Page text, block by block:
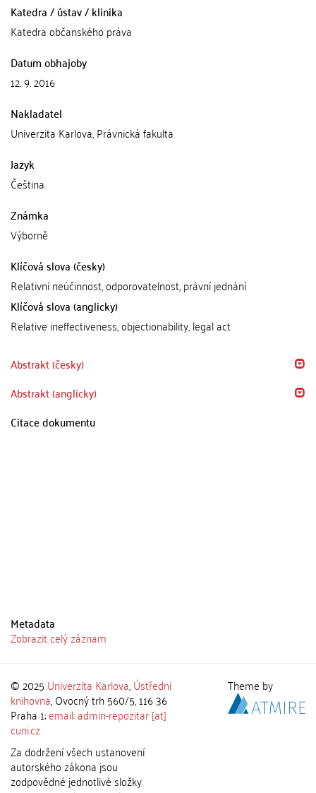
Katedra / ústav / klinika
Katedra občanského práva
Datum obhajoby
12. 9. 2016
Nakladatel
Univerzita Karlova, Právnická fakulta
Jazyk
Čeština
Známka
Výborně
Klíčová slova (česky)
Relativní neúčinnost, odporovatelnost, právní jednání
Klíčová slova (anglicky)
Relative ineffectiveness, objectionability, legal act
Abstrakt (česky)
Abstrakt (anglicky)
Citace dokumentu
Metadata
Zobrazit celý záznam
© 2025 Univerzita Karlova,Ústřední
knihovna, Ovocný trh 560/5, 116 36
Praha 1;email: admin-repozitar [at]
cuni.cz
Za dodržení všech ustanovení
autorského zákona jsou
zodpovědné jednotlivé složky
Theme by